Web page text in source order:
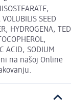
SEED
HYDROGENA, TED
ACID, SODIUM
na našoj Online